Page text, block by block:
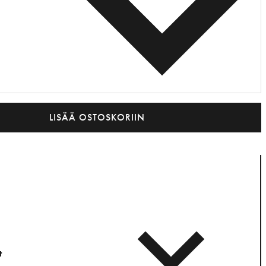
LISÄÄ OSTOSKORIIN